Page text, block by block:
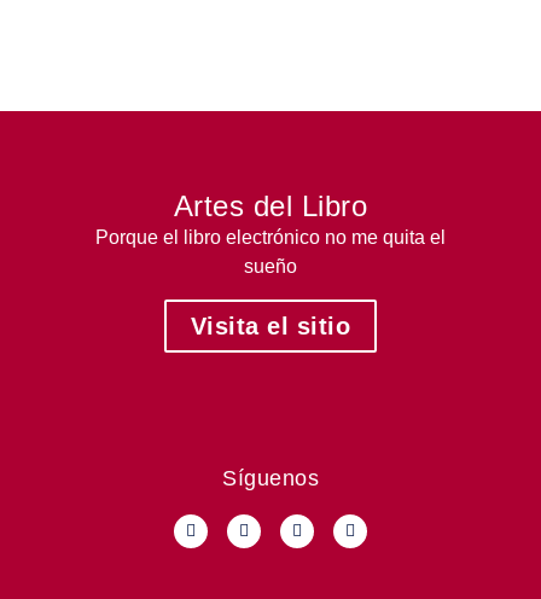
Artes del Libro
Porque el libro electrónico no me quita el
sueño
Visita el sitio
Síguenos